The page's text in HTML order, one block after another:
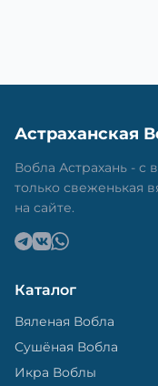
Астраханская
Вобла Астрахань - с
только свеженькая
на сайте.
Каталог
Вяленая Вобла
Сушёная Вобла
Икра Воблы